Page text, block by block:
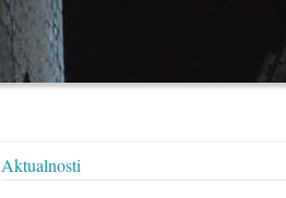
Aktualnosti